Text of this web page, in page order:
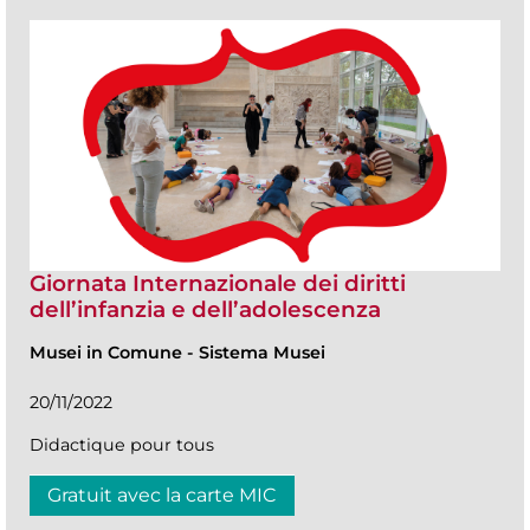
Giornata Internazionale dei diritti
dell’infanzia e dell’adolescenza
Musei in Comune - Sistema Musei
20/11/2022
Didactique pour tous
Gratuit avec la carte MIC